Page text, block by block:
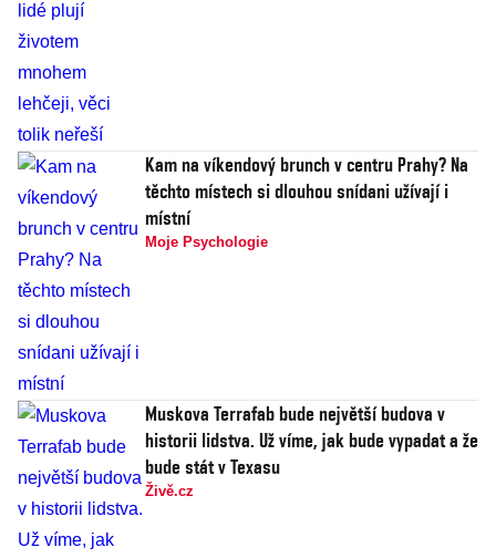
Kam na víkendový brunch v centru Prahy? Na
těchto místech si dlouhou snídani užívají i
místní
Moje Psychologie
Muskova Terrafab bude největší budova v
historii lidstva. Už víme, jak bude vypadat a že
bude stát v Texasu
Živě.cz